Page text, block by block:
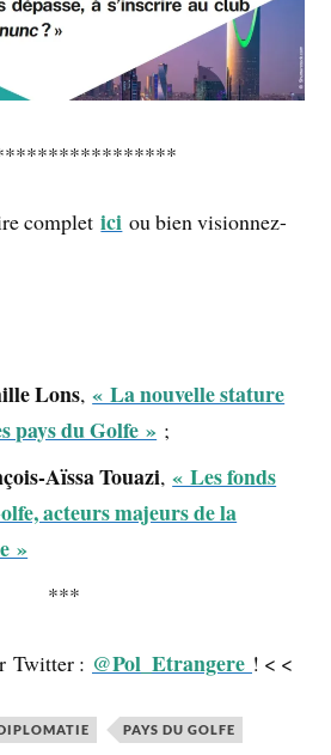
completici ou bien visionnez-
Lons,« La nouvelle stature
pays du Golfe » ;
Aïssa Touazi,« Les fonds
acteurs majeurs de la
»
***
Twitter : @Pol_Etrangere ! < <
PAYS DU GOLFE